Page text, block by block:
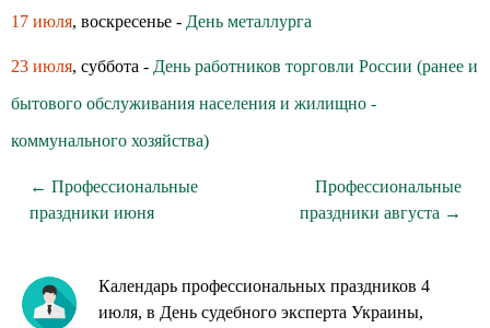
17 июля, воскресенье - День металлурга
23 июля, суббота - День работников торговли России (ранее и
бытового обслуживания населения и жилищно -
коммунального хозяйства)
← Профессиональные
праздники июня
Профессиональные
праздники августа →
Календарь профессиональных праздников 4
июля, в День судебного эксперта Украины,